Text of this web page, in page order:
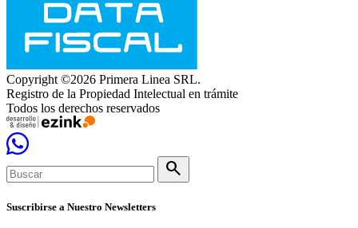
Copyright ©2026 Primera Linea SRL.
Registro de la Propiedad Intelectual en trámite
Todos los derechos reservados
search
Suscribirse a Nuestro Newsletters